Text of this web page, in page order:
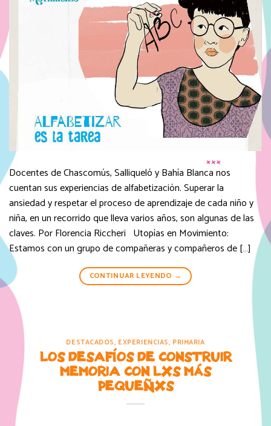
Docentes de Chascomús, Salliqueló y Bahía Blanca nos
cuentan sus experiencias de alfabetización. Superar la
ansiedad y respetar el proceso de aprendizaje de cada niño y
niña, en un recorrido que lleva varios años, son algunas de las
claves. Por Florencia Riccheri Utopías en Movimiento:
Estamos con un grupo de compañeras y compañeros de […]
CONTINUAR LEYENDO →
DESTACADOS, EXPERIENCIAS, PRIMARIA
LOS DESAFÍOS DE CONSTRUIR
MEMORIA CON LXS MÁS
PEQUEÑXS